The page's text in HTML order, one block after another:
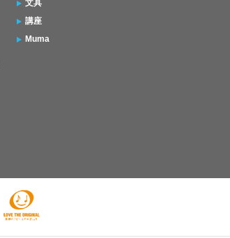
文具
講座
Muma